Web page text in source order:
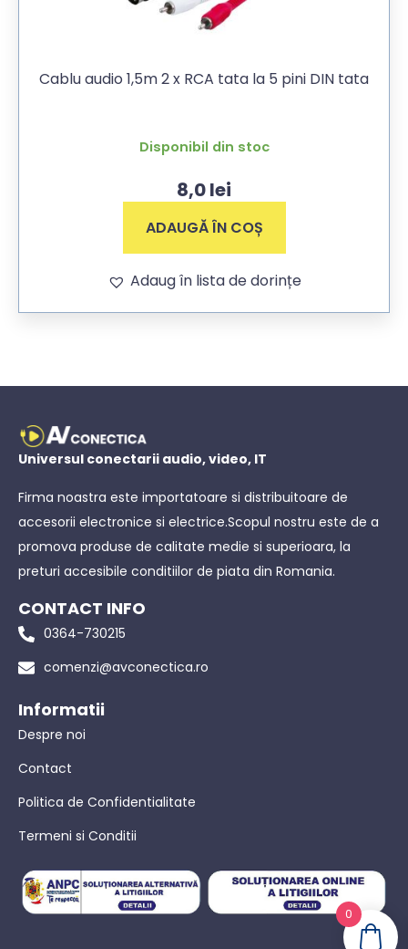
Cablu audio 1,5m 2 x RCA tata la 5 pini DIN tata
Disponibil din stoc
8,0lei
ADAUGĂ ÎN COȘ
Adaug în lista de dorințe
Universul conectarii audio, video, IT
Firma noastra este importatoare si distribuitoare de
accesorii electronice si electrice.Scopul nostru este de a
promova produse de calitate medie si superioara, la
preturi accesibile conditiilor de piata din Romania.
CONTACT INFO
0364-730215
comenzi@avconectica.ro
Informatii
Despre noi
Contact
Politica de Confidentialitate
Termeni si Conditii
0